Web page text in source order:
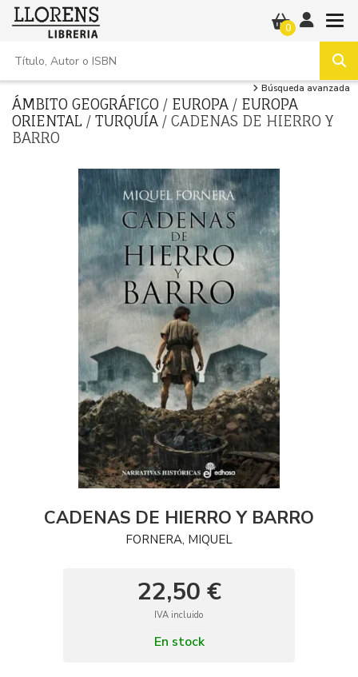
Búsqueda avanzada
0
ÁMBITO GEOGRÁFICO / EUROPA / EUROPA
ORIENTAL / TURQUÍA / CADENAS DE HIERRO Y
BARRO
CADENAS DE HIERRO Y BARRO
FORNERA, MIQUEL
22,50 €
IVA incluido
En stock